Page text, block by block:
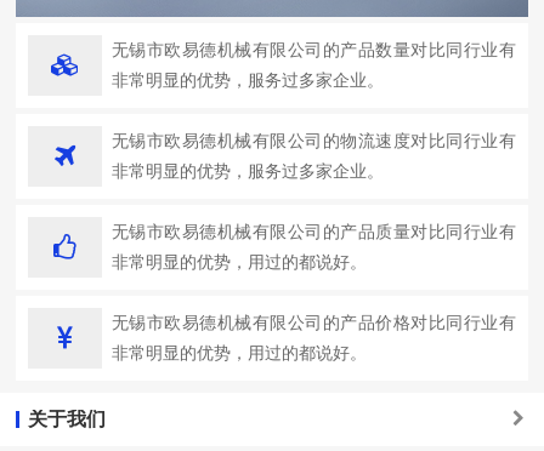
无锡市欧易德机械有限公司的产品数量对比同行业有
非常明显的优势，服务过多家企业。
无锡市欧易德机械有限公司的物流速度对比同行业有
非常明显的优势，服务过多家企业。
无锡市欧易德机械有限公司的产品质量对比同行业有
非常明显的优势，用过的都说好。
无锡市欧易德机械有限公司的产品价格对比同行业有
非常明显的优势，用过的都说好。
关于我们